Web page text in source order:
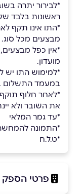
*לבירור יתרה
ראשונות בלבד
*התו אינו תקף
מבצעים מכל סוג.
*אין כפל
מועדון.
*למימוש התו יש
במעמד התשלום
*לאחר חלוף
את השובר ולא
*עד גמר המלאי
*התמונה
*ט.ל.ח
פרטי הספק